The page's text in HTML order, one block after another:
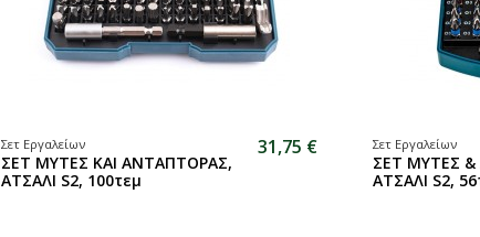
Σετ Εργαλείων
ΣΕΤ ΜΥΤΕΣ ΚΑΙ ΑΝΤΑΠΤΟΡΑΣ,
ΑΤΣΑΛΙ S2, 100τεμ
31,75 € Σετ Εργαλείων
ΣΕΤ ΜΥΤΕΣ
ΑΤΣΑΛΙ S2,